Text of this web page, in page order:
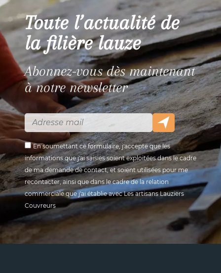
Toute l’actualité de
la filière lauze
Abonnez-vous dès maintenant
à notre newsletter
En soumettant ce formulaire, j'accepte que les
informations que j'ai saisies soient exploitées dans le cadre
de ma demande de contact, et soient utilisées pour me
recontacter, ainsi que dans le cadre de la relation
commerciale que j'ai établie avec Les artisans Lauziers
Couvreurs